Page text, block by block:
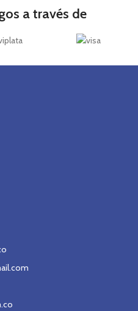
a través de